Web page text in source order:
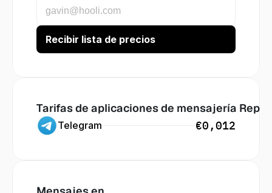
Tarifas de aplicaciones de mensajería
Telegram €0,012